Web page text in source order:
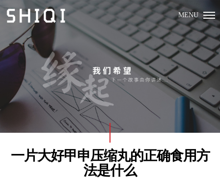
MENU
一片大好甲申压缩丸的正确食用方
法是什么